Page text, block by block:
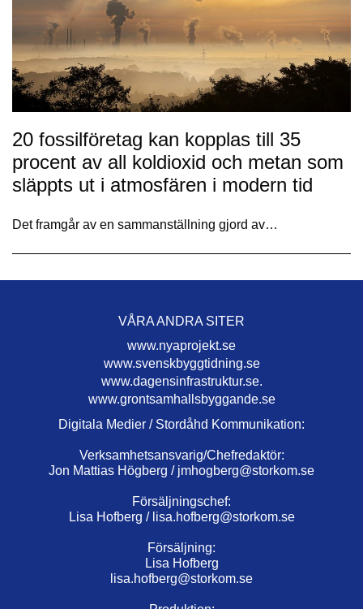
20 fossilföretag kan kopplas till 35
procent av all koldioxid och metan som
släppts ut i atmosfären i modern tid
Det framgår av en sammanställning gjord av…
VÅRA ANDRA SITER
www.nyaprojekt.se
www.svenskbyggtidning.se
www.dagensinfrastruktur.se.
www.grontsamhallsbyggande.se
Digitala Medier / Stordåhd Kommunikation:
Verksamhetsansvarig/Chefredaktör:
Jon Mattias Högberg / jmhogberg@storkom.se
Försäljningschef:
Lisa Hofberg / lisa.hofberg@storkom.se
Försäljning:
Lisa Hofberg
lisa.hofberg@storkom.se